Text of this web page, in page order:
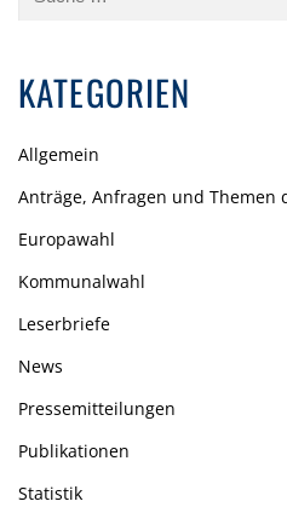
KATEGORIEN
Allgemein
Anträge, Anfragen und Themen
Europawahl
Kommunalwahl
Leserbriefe
News
Pressemitteilungen
Publikationen
Statistik